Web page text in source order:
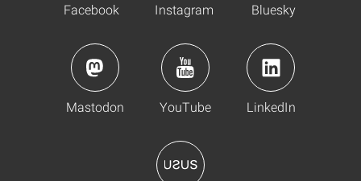
Facebook Instagram Bluesky
Mastodon YouTube LinkedIn